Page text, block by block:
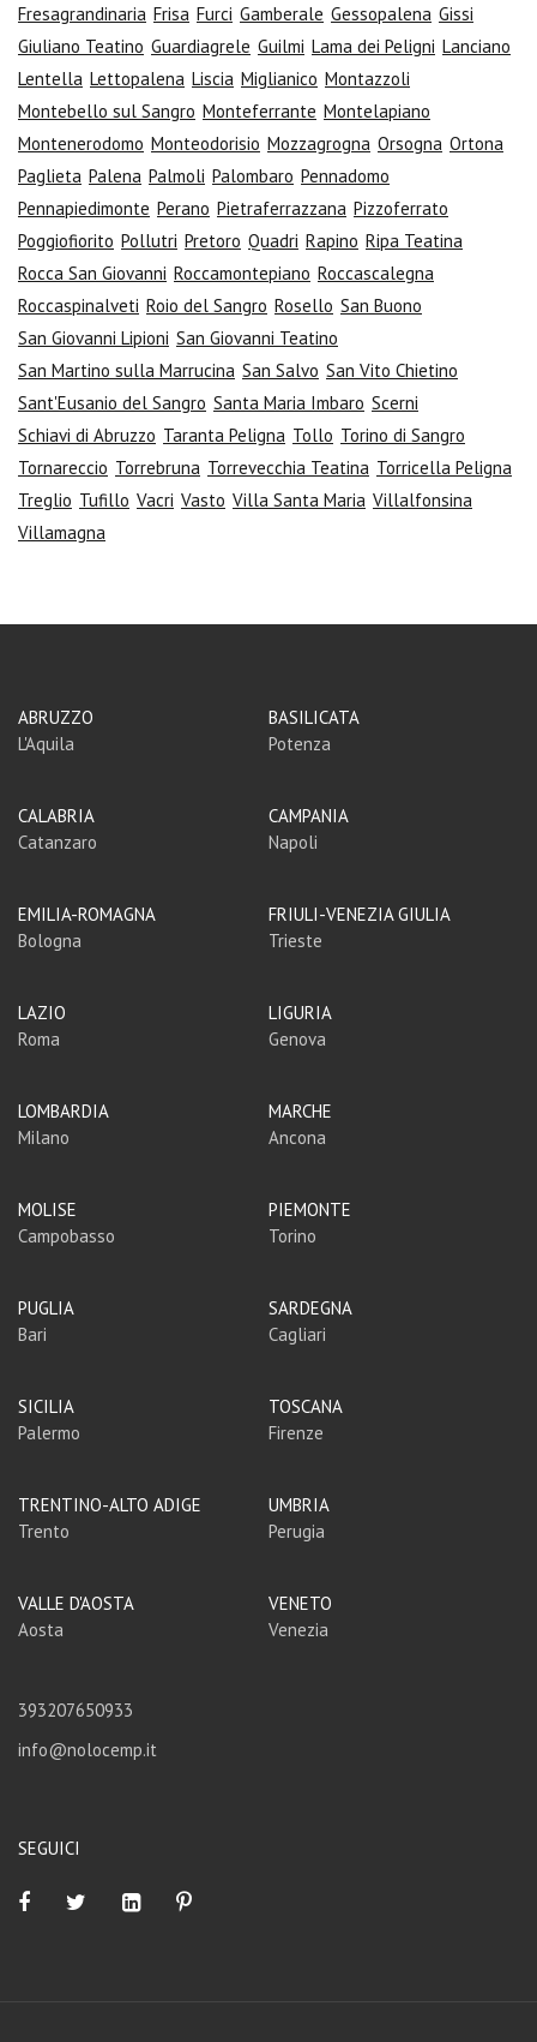
Fresagrandinaria Frisa Furci Gamberale Gessopalena Gissi
Giuliano Teatino Guardiagrele Guilmi Lama dei Peligni Lanciano
Lentella Lettopalena Liscia Miglianico Montazzoli
Montebello sul Sangro Monteferrante Montelapiano
Montenerodomo Monteodorisio Mozzagrogna Orsogna Ortona
Paglieta Palena Palmoli Palombaro Pennadomo
Pennapiedimonte Perano Pietraferrazzana Pizzoferrato
Poggiofiorito Pollutri Pretoro Quadri Rapino Ripa Teatina
Rocca San Giovanni Roccamontepiano Roccascalegna
Roccaspinalveti Roio del Sangro Rosello San Buono
San Giovanni Lipioni San Giovanni Teatino
San Martino sulla Marrucina San Salvo San Vito Chietino
Sant'Eusanio del Sangro Santa Maria Imbaro Scerni
Schiavi di Abruzzo Taranta Peligna Tollo Torino di Sangro
Tornareccio Torrebruna Torrevecchia Teatina Torricella Peligna
Treglio Tufillo Vacri Vasto Villa Santa Maria Villalfonsina
Villamagna
ABRUZZO
L'Aquila
BASILICATA
Potenza
CALABRIA
Catanzaro
CAMPANIA
Napoli
EMILIA-ROMAGNA
Bologna
FRIULI-VENEZIA GIULIA
Trieste
LAZIO
Roma
LIGURIA
Genova
LOMBARDIA
Milano
MARCHE
Ancona
MOLISE
Campobasso
PIEMONTE
Torino
PUGLIA
Bari
SARDEGNA
Cagliari
SICILIA
Palermo
TOSCANA
Firenze
TRENTINO-ALTO ADIGE
Trento
UMBRIA
Perugia
VALLE D'AOSTA
Aosta
VENETO
Venezia
393207650933
info@nolocemp.it
SEGUICI